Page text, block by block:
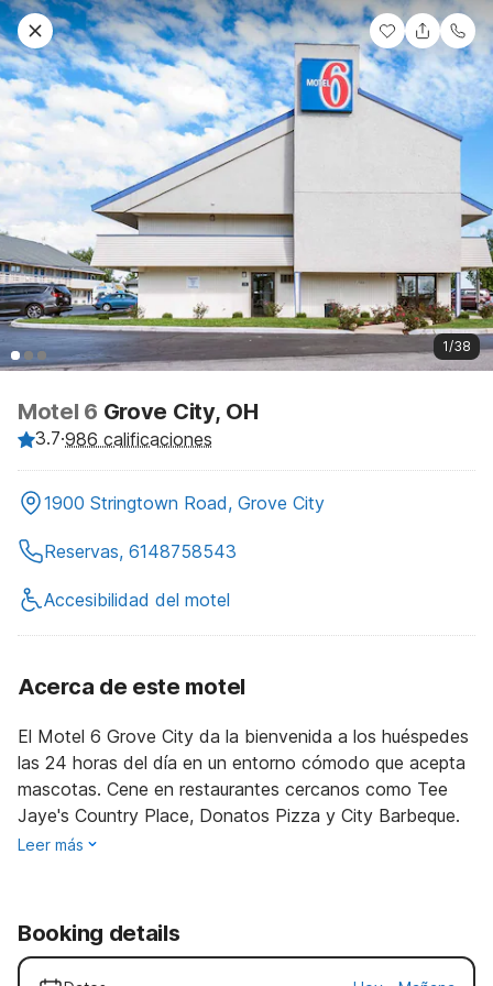
1/38
Motel 6 Grove City, OH
3.7·986 calificaciones
1900 Stringtown Road, Grove City
Reservas, 6148758543
Accesibilidad del motel
Acerca de este motel
El Motel 6 Grove City da la bienvenida a los huéspedes
las 24 horas del día en un entorno cómodo que acepta
mascotas. Cene en restaurantes cercanos como Tee
Jaye's Country Place, Donatos Pizza y City Barbeque.
Leer más
Booking details